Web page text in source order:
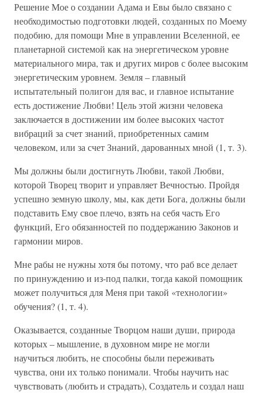
Решение Мое о создании Адама и Евы было связано с
необходимостью подготовки людей, созданных по Моему
подобию, для помощи Мне в управлении Вселенной, ее
планетарной системой как на энергетическом уровне
материального мира, так и других миров с более высоким
энергетическим уровнем. Земля – главный
испытательный полигон для вас, и главное испытание
есть достижение Любви! Цель этой жизни человека
заключается в достижении им более высоких частот
вибраций за счет знаний, приобретенных самим
человеком, или за счет Знаний, дарованных мной (1, т. 3).
Мы должны были достигнуть Любви, такой Любви,
которой Творец творит и управляет Вечностью. Пройдя
успешно земную школу, мы, как дети Бога, должны были
подставить Ему свое плечо, взять на себя часть Его
функций, Его обязанностей по поддержанию Законов и
гармонии миров.
Мне рабы не нужны хотя бы потому, что раб все делает
по принуждению и из-под палки, тогда какой помощник
может получиться для Меня при такой «технологии»
обучения? (1, т. 4).
Оказывается, созданные Творцом наши души, природа
которых – мышление, в духовном мире не могли
научиться любить, не способны были переживать
чувства, они их только понимали. Чтобы научить нас
чувствовать (любить и страдать), Создатель и создал наш